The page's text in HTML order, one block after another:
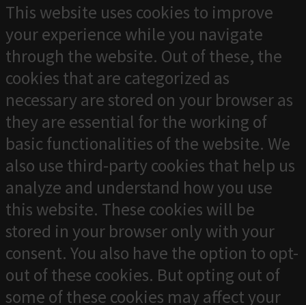
This website uses cookies to improve
your experience while you navigate
through the website. Out of these, the
cookies that are categorized as
necessary are stored on your browser as
they are essential for the working of
basic functionalities of the website. We
also use third-party cookies that help us
analyze and understand how you use
this website. These cookies will be
stored in your browser only with your
consent. You also have the option to opt-
out of these cookies. But opting out of
some of these cookies may affect your